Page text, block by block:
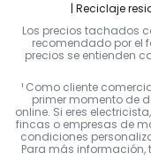
Reciclaje
Los precios tachados
recomendado por el
precios se entienden
¹ Como cliente
primer momento de
online. Si eres
fincas o empresas de
condiciones
Para más información,